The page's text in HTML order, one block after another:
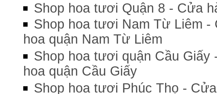
Shop hoa tươi Quận 8 - Cửa
Shop hoa tươi Nam Từ Liêm
hoa quận Nam Từ Liêm
Shop hoa tươi quận Cầu
hoa quận Cầu Giấy
Shop hoa tươi Phúc Thọ -